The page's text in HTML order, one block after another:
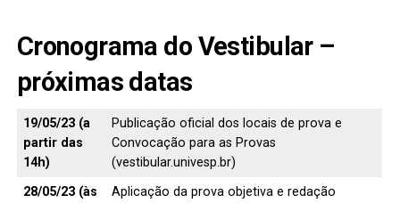
Cronograma do Vestibular –
próximas datas
19/05/23 (a
partir das
14h)
Publicação oficial dos locais de prova e
Convocação para as Provas
(vestibular.univesp.br)
28/05/23 (às
Aplicação da prova objetiva e redação